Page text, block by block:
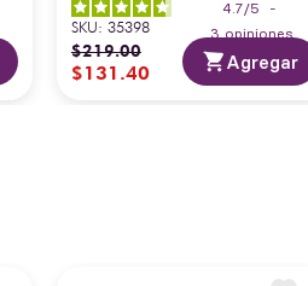
4.7/5
-
3 opiniones
SKU: 35398
$219.00
$131 .40 Agregar